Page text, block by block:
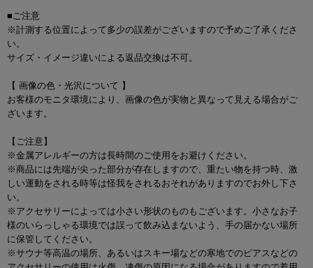
■ご注意
※計測する位置によって多少の誤差がございますので予めご了承くださ
い。
サイズ・イメージ違いによる返品交換は不可。
【 画像の色・光沢について 】
お客様のモニタ環境により、画像の色が実物と異なって見える場合がご
ざいます。
【ご注意】
※金属アレルギーの方は長時間のご使用をお避けください。
※商品には先端が尖った部分が存在しますので、重たい物を持つ時、激
しい運動をされる時等は怪我をされるおそれがありますのでお外し下さ
い。
※アクセサリーによっては小さい形状のものもございます。小さなお子
様のいらっしゃる環境では誤って飲み込まないよう、手の届かない場所
に保管してください。
※サウナ等高温の場所、あるいはスキー場などの寒地でのピアスなどの